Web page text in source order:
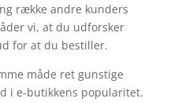
række andre kunders
vi, at du udforsker
for at du bestiller.
måde ret gunstige
i e-butikkens popularitet.